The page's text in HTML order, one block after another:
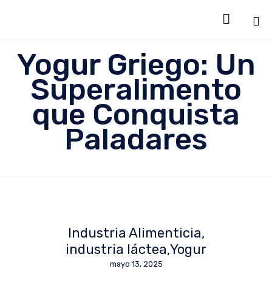

Yogur Griego: Un
Superalimento
que Conquista
Paladares
Industria Alimenticia
industria láctea Yogur
mayo 13, 2025